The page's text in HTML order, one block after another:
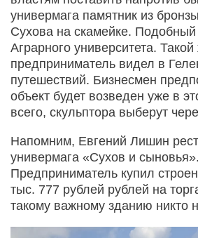
универмага памятник из
Сухова на скамейке. Подобный
Аграрного университета.
предприниматель видел в
путешествий. Бизнесмен
объект будет возведен уже в
всего, скульптора выберут
Напомним, Евгений Лишин
универмага «Сухов и сыновья».
Предприниматель купил
тыс. 777 рублей рублей на
такому важному зданию никто